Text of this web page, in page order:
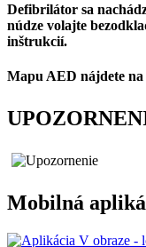
Defibrilátor sa
núdze volajte
inštrukcií.
Mapu AED nájdete na
Mobilná